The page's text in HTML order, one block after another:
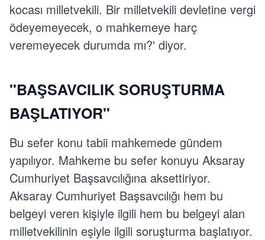
kocası milletvekili. Bir milletvekili devletine vergi
ödeyemeyecek, o mahkemeye harç
veremeyecek durumda mı?' diyor.
"BAŞSAVCILIK SORUŞTURMA
BAŞLATIYOR"
Bu sefer konu tabii mahkemede gündem
yapılıyor. Mahkeme bu sefer konuyu Aksaray
Cumhuriyet Başsavcılığına aksettiriyor.
Aksaray Cumhuriyet Başsavcılığı hem bu
belgeyi veren kişiyle ilgili hem bu belgeyi alan
milletvekilinin eşiyle ilgili soruşturma başlatıyor.